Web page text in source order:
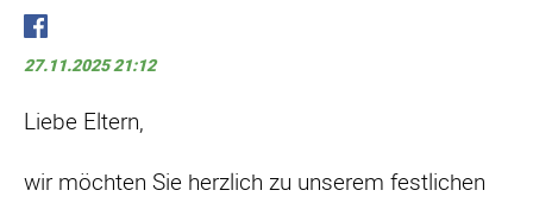
27.11.2025 21:12
Liebe Eltern,
wir möchten Sie herzlich zu unserem festlichen